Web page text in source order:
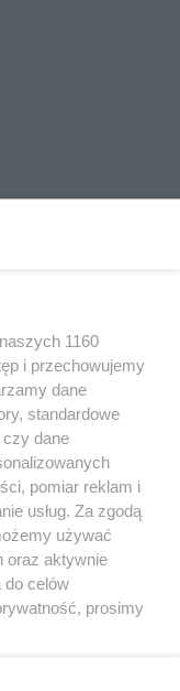
1160
i przechowujemy
dane
standardowe
czy dane
pomiar reklam i
usług. Za zgodą
używać
oraz aktywnie
do celów
prosimy